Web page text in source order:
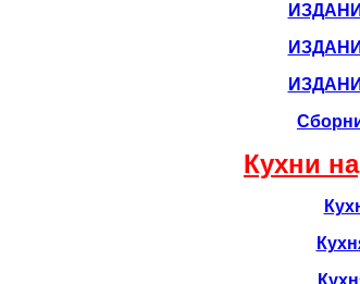
Кухни